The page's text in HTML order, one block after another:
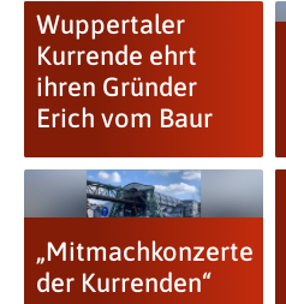
Wuppertaler
Kurrende ehrt
ihren Gründer
Erich vom Baur
„Mitmachkonzerte
der Kurrenden“